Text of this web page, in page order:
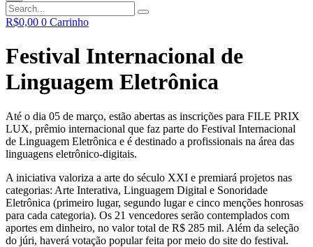
R$0,00 0 Carrinho
Festival Internacional de
Linguagem Eletrônica
Até o dia 05 de março, estão abertas as inscrições para FILE PRIX
LUX, prêmio internacional que faz parte do Festival Internacional
de Linguagem Eletrônica e é destinado a profissionais na área das
linguagens eletrônico-digitais.
A iniciativa valoriza a arte do século XXI e premiará projetos nas
categorias: Arte Interativa, Linguagem Digital e Sonoridade
Eletrônica (primeiro lugar, segundo lugar e cinco menções honrosas
para cada categoria). Os 21 vencedores serão contemplados com
aportes em dinheiro, no valor total de R$ 285 mil. Além da seleção
do júri, haverá votação popular feita por meio do site do festival.